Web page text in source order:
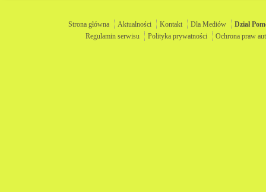
Strona główna Aktualności Kontakt Dla Mediów Dział
Regulamin serwisu
Polityka prywatności Ochrona praw